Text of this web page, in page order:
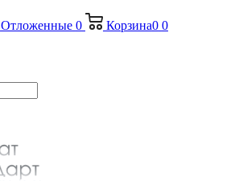
Отложенные 0 Корзина0 0